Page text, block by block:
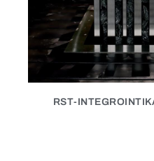
RST-